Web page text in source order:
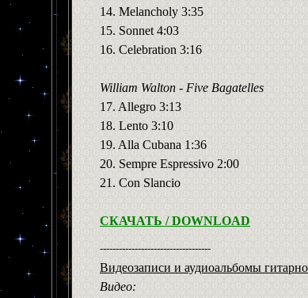
14. Melancholy 3:35
15. Sonnet 4:03
16. Celebration 3:16
William Walton - Five Bagatelles
17. Allegro 3:13
18. Lento 3:10
19. Alla Cubana 1:36
20. Sempre Espressivo 2:00
21. Con Slancio
СКАЧАТЬ /DOWNLOAD
-----------------------------------
Видеозаписи и аудиоальбомы
Видео: